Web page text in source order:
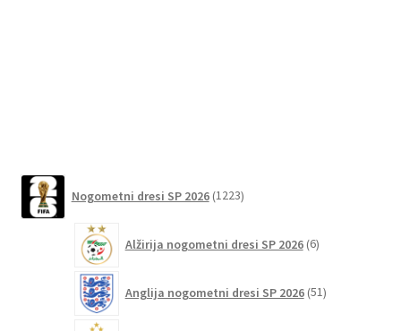
Nogometni dresi SP 2026 1223izdelkov
Alžirija nogometni dresi SP 2026 6izdelkov
Anglija nogometni dresi SP 2026 51izdelkov